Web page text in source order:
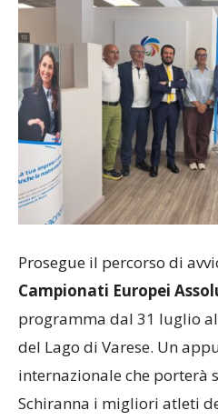
Prosegue il percorso di
Campionati Europei
programma dal 31 luglio
del Lago di Varese. Un
internazionale che porterà
Schiranna i migliori atleti